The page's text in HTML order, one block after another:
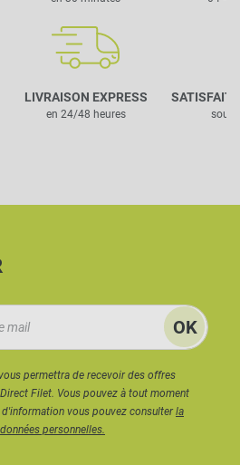
LIVRAISON EXPRESS
en 24/48 heures
SATISFAIT
sous
permettra de recevoir des offres
Filet. Vous pouvez à tout moment
vous pouvez consulterla
personnelles.